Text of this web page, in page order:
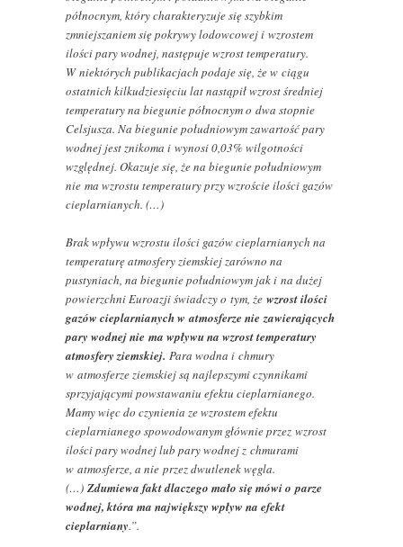
północnym, który charakteryzuje się szybkim
zmniejszaniem się pokrywy lodowcowej i wzrostem
ilości pary wodnej, następuje wzrost temperatury.
W niektórych publikacjach podaje się, że w ciągu
ostatnich kilkudziesięciu lat nastąpił wzrost średniej
temperatury na biegunie północnym o dwa stopnie
Celsjusza. Na biegunie południowym zawartość pary
wodnej jest znikoma i wynosi 0,03% wilgotności
względnej. Okazuje się, że na biegunie południowym
nie ma wzrostu temperatury przy wzroście ilości gazów
cieplarnianych. (…)
Brak wpływu wzrostu ilości gazów cieplarnianych na
temperaturę atmosfery ziemskiej zarówno na
pustyniach, na biegunie południowym jak i na dużej
powierzchni Euroazji świadczy o tym, żewzrost ilości
gazów cieplarnianych w atmosferze nie zawierających
pary wodnej nie ma wpływu na wzrost temperatury
atmosfery ziemskiej.Para wodna i chmury
w atmosferze ziemskiej są najlepszymi czynnikami
sprzyjającymi powstawaniu efektu cieplarnianego.
Mamy więc do czynienia ze wzrostem efektu
cieplarnianego spowodowanym głównie przez wzrost
ilości pary wodnej lub pary wodnej z chmurami
w atmosferze, a nie przez dwutlenek węgla.
(…)Zdumiewa fakt dlaczego mało się mówi o parze
wodnej, która ma największy wpływ na efekt
cieplarniany.”.